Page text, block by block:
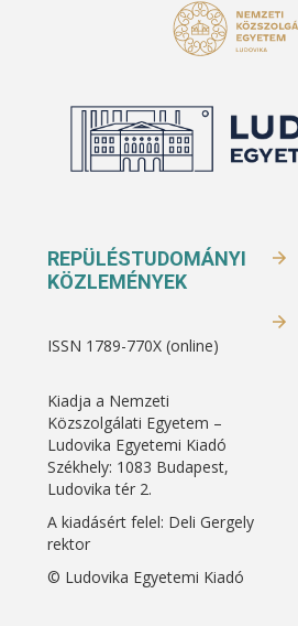
REPÜLÉSTUDOMÁNYI
KÖZLEMÉNYEK
ISSN 1789-770X (online)
Kiadja a Nemzeti
Közszolgálati Egyetem –
Ludovika Egyetemi Kiadó
Székhely: 1083 Budapest,
Ludovika tér 2.
A kiadásért felel: Deli Gergely
rektor
© Ludovika Egyetemi Kiadó